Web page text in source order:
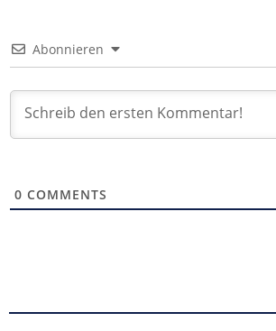
Abonnieren
0 COMMENTS